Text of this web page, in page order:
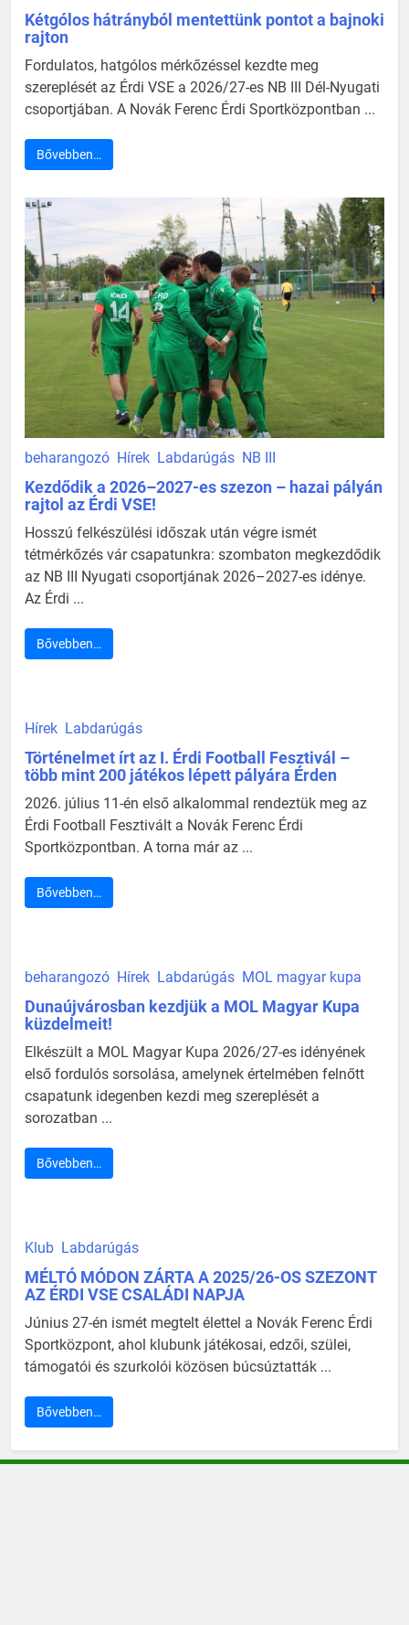
Kétgólos hátrányból mentettünk pontot a bajnoki
rajton
Fordulatos, hatgólos mérkőzéssel kezdte meg
szereplését az Érdi VSE a 2026/27-es NB III Dél-Nyugati
csoportjában. A Novák Ferenc Érdi Sportközpontban ...
Bővebben…
beharangozó Hírek Labdarúgás NB III
Kezdődik a 2026–2027-es szezon – hazai pályán
rajtol az Érdi VSE!
Hosszú felkészülési időszak után végre ismét
tétmérkőzés vár csapatunkra: szombaton megkezdődik
az NB III Nyugati csoportjának 2026–2027-es idénye.
Az Érdi ...
Bővebben…
Hírek Labdarúgás
Történelmet írt az I. Érdi Football Fesztivál –
több mint 200 játékos lépett pályára Érden
2026. július 11-én első alkalommal rendeztük meg az
Érdi Football Fesztivált a Novák Ferenc Érdi
Sportközpontban. A torna már az ...
Bővebben…
beharangozó Hírek Labdarúgás MOL magyar kupa
Dunaújvárosban kezdjük a MOL Magyar Kupa
küzdelmeit!
Elkészült a MOL Magyar Kupa 2026/27-es idényének
első fordulós sorsolása, amelynek értelmében felnőtt
csapatunk idegenben kezdi meg szereplését a
sorozatban ...
Bővebben…
Klub Labdarúgás
MÉLTÓ MÓDON ZÁRTA A 2025/26-OS SZEZONT
AZ ÉRDI VSE CSALÁDI NAPJA
Június 27-én ismét megtelt élettel a Novák Ferenc Érdi
Sportközpont, ahol klubunk játékosai, edzői, szülei,
támogatói és szurkolói közösen búcsúztatták ...
Bővebben…